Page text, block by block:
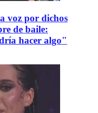
voz por dichos
de baile:
hacer algo"